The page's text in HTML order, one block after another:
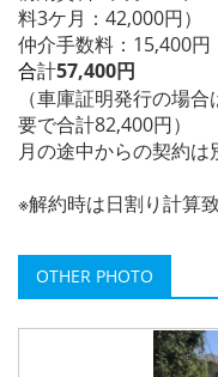
料3ケ月：42,000円）
仲介手数料：15,400円
合計57,400円
（車庫証明発行の場
要で合計82,400円）
月の途中からの契約は
※解約時は日割り計算致
OTHER PHOTO